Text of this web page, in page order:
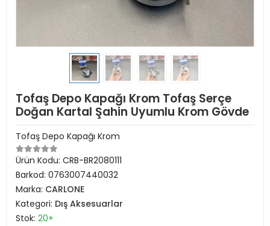
Tofaş Depo Kapağı Krom Tofaş Serçe
Doğan Kartal Şahin Uyumlu Krom Gövde
Tofaş Depo Kapağı Krom
Ürün Kodu: CRB-BR2080111
Barkod: 0763007440032
Marka: CARLONE
Kategori: Dış Aksesuarlar
Stok: 20+